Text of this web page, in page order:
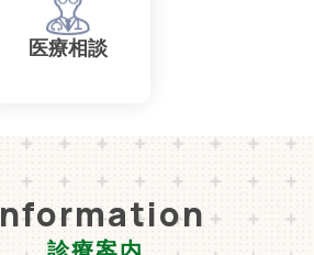
医療相談
Information